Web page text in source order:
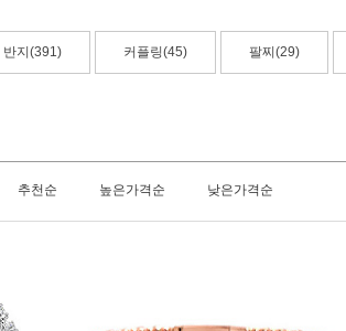
반지(391) 커플링(45) 팔찌(29)
추천순 높은가격순 낮은가격순